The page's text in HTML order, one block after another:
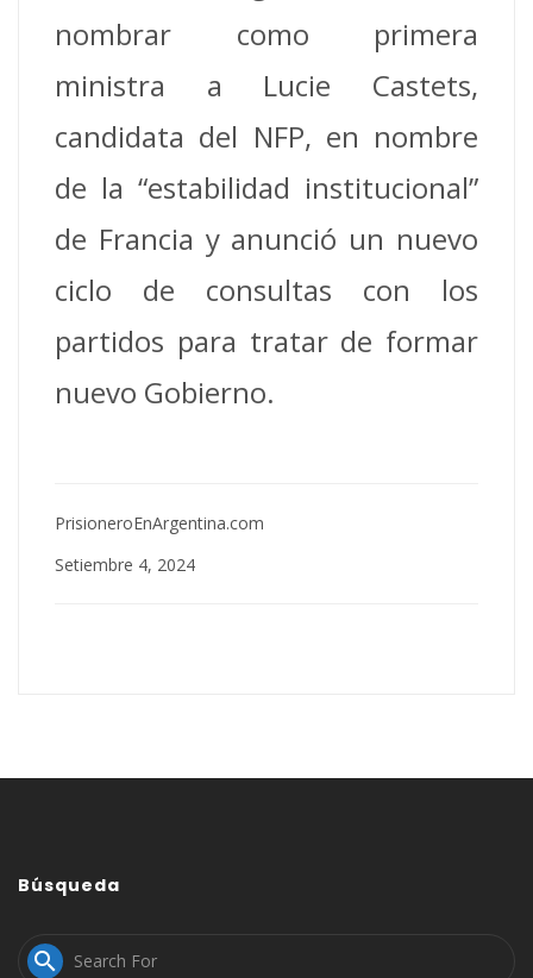
nombrar como primera
ministra a Lucie Castets,
candidata del NFP, en nombre
de la “estabilidad institucional”
de Francia y anunció un nuevo
ciclo de consultas con los
partidos para tratar de formar
nuevo Gobierno.
PrisioneroEnArgentina.com
Setiembre 4, 2024
Búsqueda
